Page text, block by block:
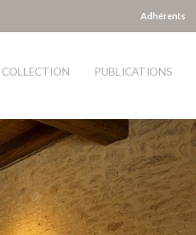
Adhérents
COLLECTION PUBLICATIONS